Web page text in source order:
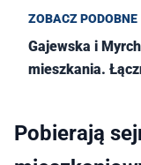
ZOBACZ PODOBNE
Gajewska i
mieszkania.
Pobierają